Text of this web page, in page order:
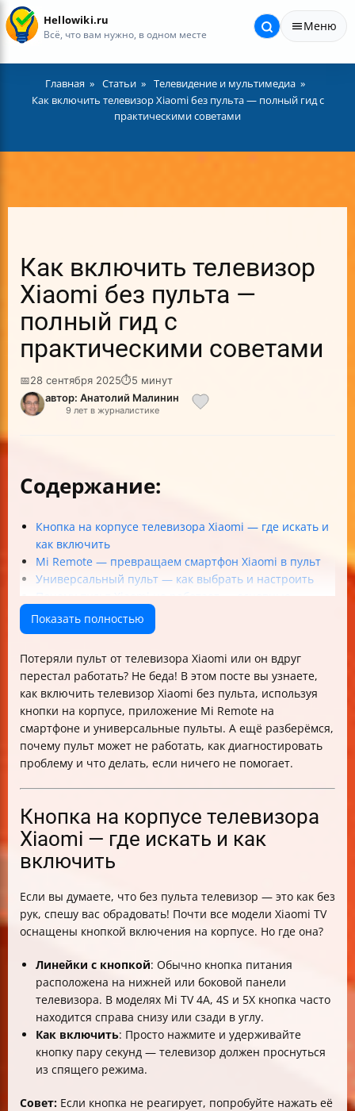
Hellowiki.ru
Всё, что вам нужно, в одном месте
Меню
Главная Статьи
Телевидение и мультимедиа
Как включить телевизор Xiaomi без пульта — полный гид с
практическими советами
Как включить телевизор
Xiaomi без пульта —
полный гид с
практическими советами
📅28 сентября 2025⏱5 минут
автор: Анатолий Малинин
9 лет в журналистике
Содержание:
Кнопка на корпусе телевизора Xiaomi — где искать и
как включить
Mi Remote — превращаем смартфон Xiaomi в пульт
Универсальный пульт — как выбрать и настроить
причины
Как очистить кэш и переустановить приложение Mi
Что делать, если ни один способ не работает
Итоговая таблица способов включения телевизора
Xiaomi без пульта
Показать полностью
Потеряли пульт от телевизора Xiaomi или он вдруг
перестал работать? Не беда! В этом посте вы узнаете,
как включить телевизор Xiaomi без пульта, используя
кнопки на корпусе, приложение Mi Remote на
смартфоне и универсальные пульты. А ещё разберёмся,
почему пульт может не работать, как диагностировать
проблему и что делать, если ничего не помогает.
Кнопка на корпусе телевизора
Xiaomi — где искать и как
включить
Если вы думаете, что без пульта телевизор — это как без
рук, спешу вас обрадовать! Почти все модели Xiaomi TV
оснащены кнопкой включения на корпусе. Но где она?
Линейки с кнопкой: Обычно кнопка питания
расположена на нижней или боковой панели
телевизора. В моделях Mi TV 4A, 4S и 5X кнопка часто
находится справа снизу или сзади в углу.
Как включить: Просто нажмите и удерживайте
кнопку пару секунд — телевизор должен проснуться
из спящего режима.
Совет: Если кнопка не реагирует, попробуйте нажать её